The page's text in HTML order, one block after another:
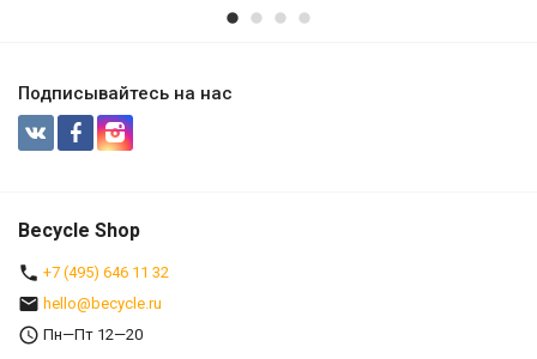
Подписывайтесь на нас
Becycle Shop
+7 (495) 646 11 32
hello@becycle.ru
Пн—Пт 12—20